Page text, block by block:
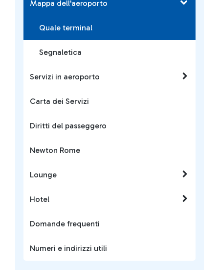
Mappa dell'aeroporto
Quale terminal
Segnaletica
Servizi in aeroporto
Carta dei Servizi
Diritti del passeggero
Newton Rome
Lounge
Hotel
Domande frequenti
Numeri e indirizzi utili